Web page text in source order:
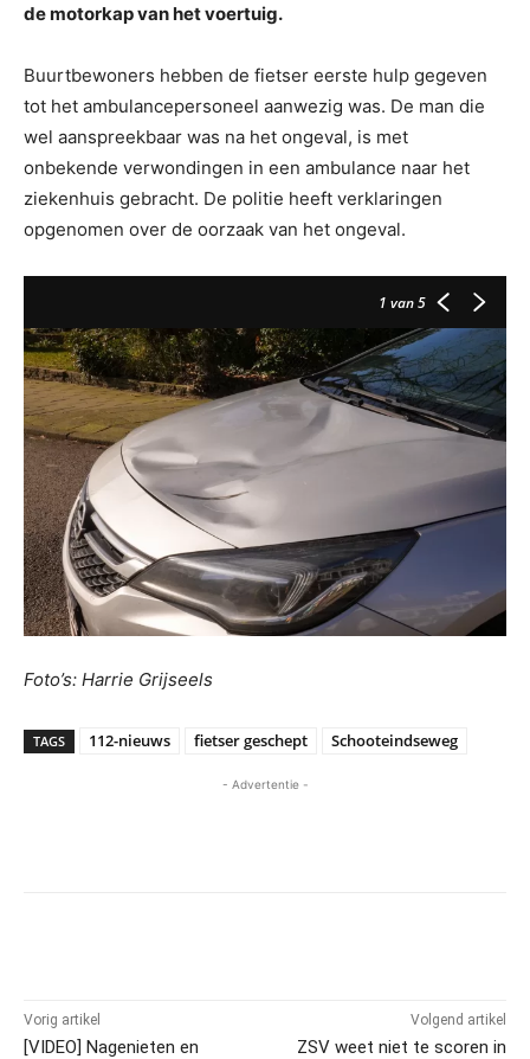
de motorkap van het voertuig.
Buurtbewoners hebben de fietser eerste hulp gegeven
tot het ambulancepersoneel aanwezig was. De man die
wel aanspreekbaar was na het ongeval, is met
onbekende verwondingen in een ambulance naar het
ziekenhuis gebracht. De politie heeft verklaringen
opgenomen over de oorzaak van het ongeval.
1 van 5
Foto’s: Harrie Grijseels
TAGS 112-nieuws fietser geschept Schooteindseweg
- Advertentie -
Vorig artikel
[VIDEO] Nagenieten en
Volgend artikel
ZSV weet niet te scoren in